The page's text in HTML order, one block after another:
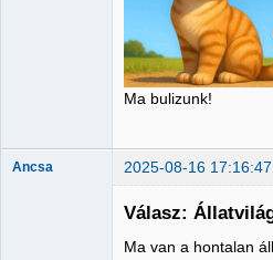
Ma bulizunk!
Ancsa 2025-08-16 17:16:47
Válasz:
Ma van a hontalan